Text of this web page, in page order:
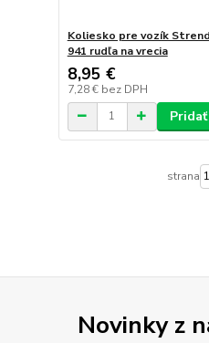
Koliesko pre vozík
941 rudľa na vrecia
8,95 €
7,28 € bez DPH
strana
Novinky z